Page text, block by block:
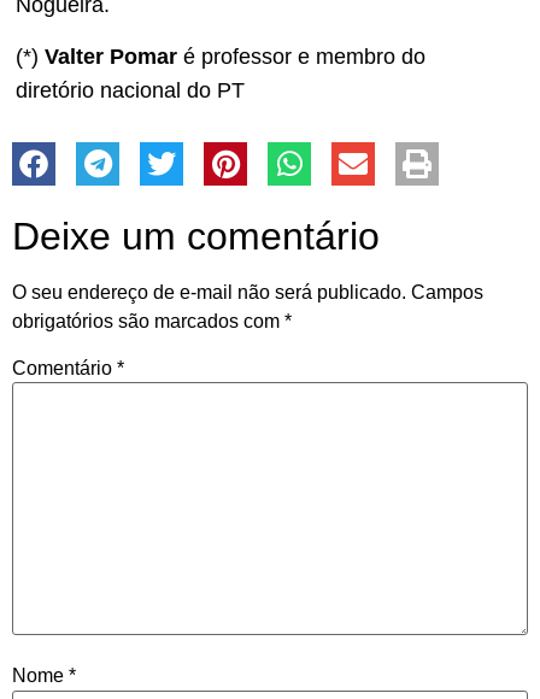
Nogueira.
(*) Valter Pomar é professor e membro do
diretório nacional do PT
Deixe um comentário
O seu endereço de e-mail não será publicado. Campos
obrigatórios são marcados com *
Comentário *
Nome *